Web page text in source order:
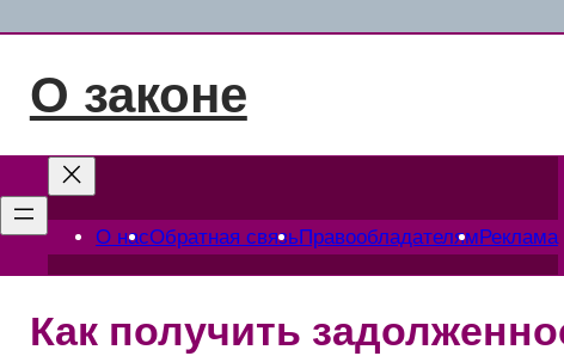
содержимому
О законе
О насОбратная связь Правообладателям Реклама
Как получить